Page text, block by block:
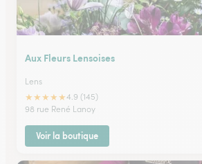
Aux Fleurs Lensoises
Lens
★★★★★4.9 (145)
98 rue René Lanoy
Voir la boutique